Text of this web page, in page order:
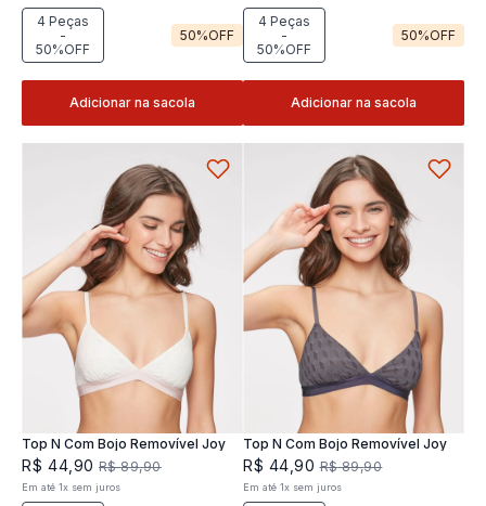
4 Peças
-
50%OFF
50%OFF
Adicionar na sacola
4 Peças
-
50%OFF
50%OFF
Adicionar na sacola
Top N Com Bojo Removível Joy
R$ 44,90 R$ 89,90
Em até1x sem juros
Top N Com Bojo Removível Joy
R$ 44,90 R$ 89,90
Em até 1x sem juros